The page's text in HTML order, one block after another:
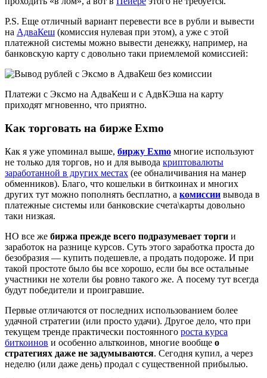
P.S. Еще отличный вариант перевести все в рубли и вывести
на АдваКеш (комиссия нулевая при этом), а уже с этой
платежной системы можно вывести денежку, например, на
банковскую карту с довольно таки приемлемой комиссией:
Платежи с Эксмо на АдваКеш и с АдвКЭша на карту
приходят мгновенно, что приятно.
Как торговать на бирже Exmo
Как я уже упоминал выше, биржу Exmo многие используют
не только для торгов, но и для вывода криптовалюты
заработанной в других местах (ее обналичивания на манер
обменников). Благо, что кошельки в биткоинах и многих
других тут можно пополнять бесплатно, а комиссии вывода в
платежные системы или банковские счета\карты довольно
таки низкая.
НО все же биржа прежде всего подразумевает торги и
заработок на разнице курсов. Суть этого заработка проста до
безобразия — купить подешевле, а продать подороже. И при
такой простоте было бы все хорошо, если бы все остальные
участники не хотели бы ровно такого же. А посему тут всегда
будут победители и проигравшие.
Первые отличаются от последних использованием более
удачной стратегии (или просто удачи). Другое дело, что при
текущем тренде практически постоянного роста курса
биткоинов и особенно альткоинов, многие вообще о
стратегиях даже не задумываются. Сегодня купил, а через
неделю (или даже день) продал с существенной прибылью.